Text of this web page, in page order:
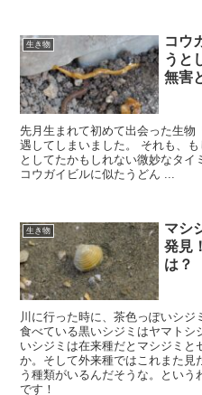
生き物
コウ
うと
無害
先月生まれて初めて出会った生物
遇してしまいました。 それも、
としてたかもしれない微妙なタイ
コウガイビルに似たうどん ...
生き物
マシ
発見
は？
川に行った時に、茶色っぽいシ
食べている黒いシジミはヤマト
いシジミは在来種だとマシジミと
か。そして外来種ではこれまた見
う種類がいるんだそうな。とい
です！